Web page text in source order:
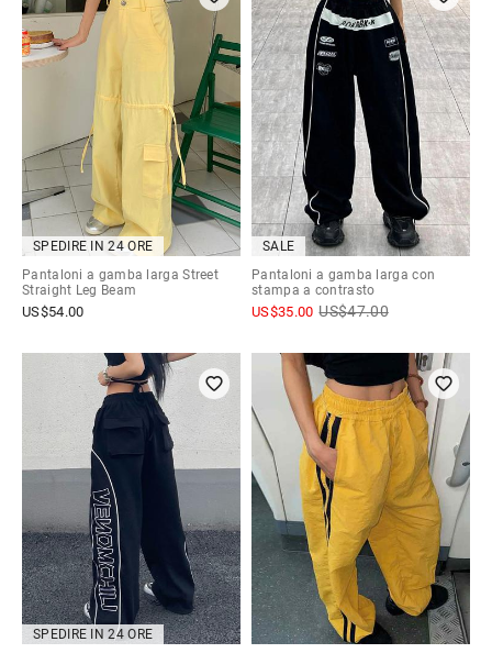
SPEDIRE IN 24 ORE
Pantaloni a gamba larga Street
Straight Leg Beam
US$54.00
SALE
Pantaloni a gamba larga con
stampa a contrasto
US$35.00 US$47.00
SPEDIRE IN 24 ORE